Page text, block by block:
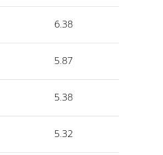
6.38
5.87
5.38
5.32